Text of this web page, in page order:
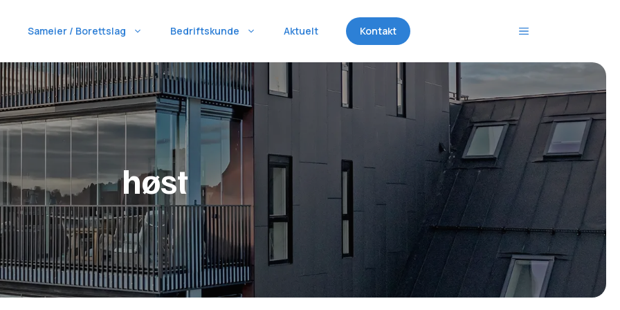
Sameier / Borettslag Bedriftskunde Aktuelt Kontakt
høst